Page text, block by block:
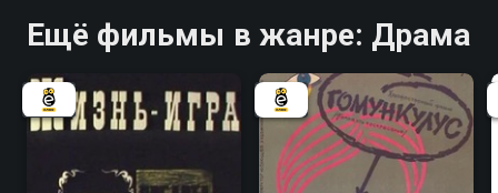
Ещё фильмы в жанре: Драма